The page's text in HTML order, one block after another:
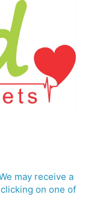
may receive a
on one of